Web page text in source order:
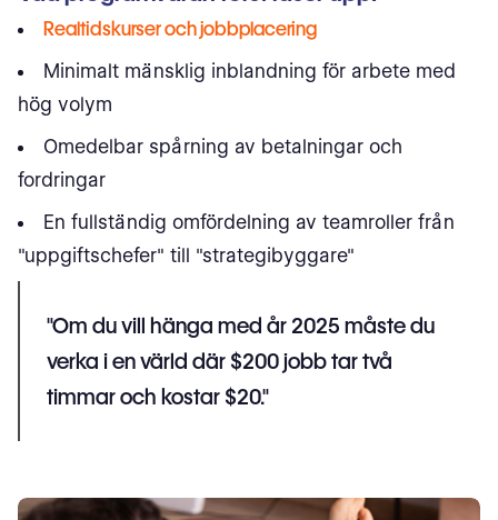
Realtidskurser och jobbplacering
Minimalt mänsklig inblandning för arbete med
hög volym
Omedelbar spårning av betalningar och
fordringar
En fullständig omfördelning av teamroller från
"uppgiftschefer" till "strategibyggare"
"Om du vill hänga med år 2025 måste du
verka i en värld där $200 jobb tar två
timmar och kostar $20."